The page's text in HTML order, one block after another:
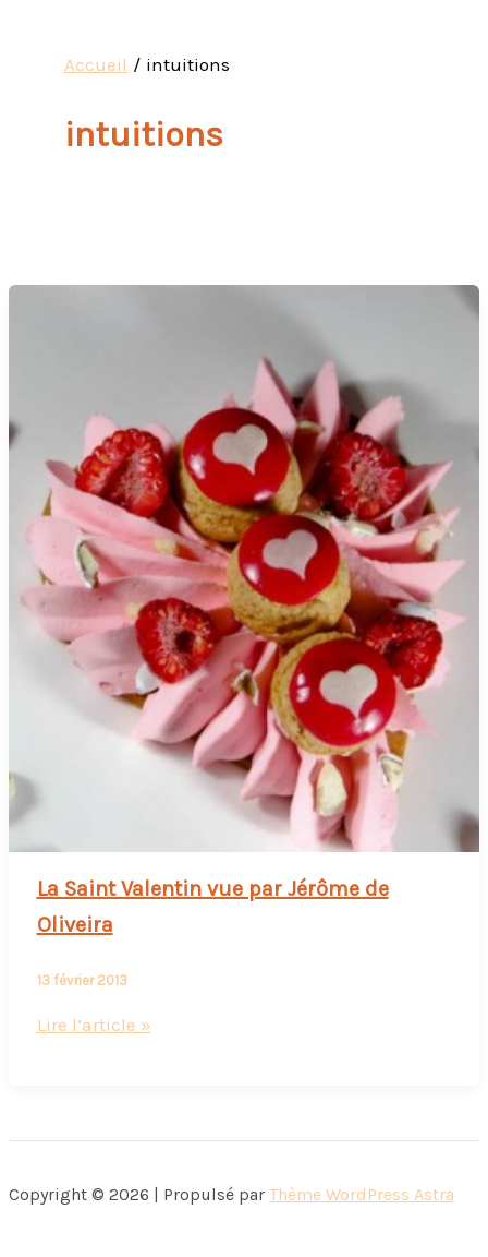
Accueil intuitions
intuitions
La Saint Valentin vue par Jérôme de
Oliveira
13 février 2013
La
par
de
Lire l’article »
Copyright © 2026 | Propulsé par Thème WordPress Astra